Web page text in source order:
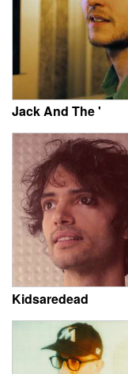
Jack And The '
Kidsaredead